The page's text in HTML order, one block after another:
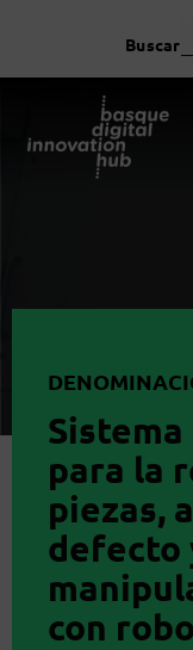
Buscar
para la
piezas,
defecto
con